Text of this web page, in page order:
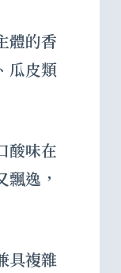
體的香
瓜皮類
酸味在
逸，
具複雜